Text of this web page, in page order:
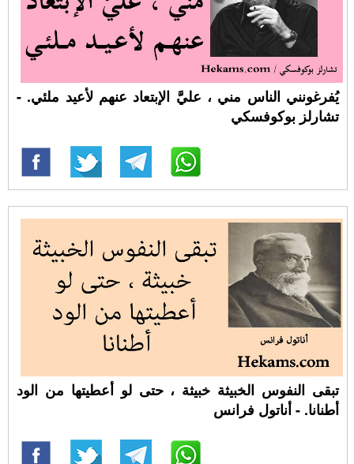
يُفرغونني الناس مني ، عليَّ الإبتعاد عنهم لأعيد ملئي. -
تشارلز بوكوفسكي
تبقى النفوس الخبيثة خبيثة ، حتى لو أعطيتها من الود
أطنانا. - أناتول فرانس